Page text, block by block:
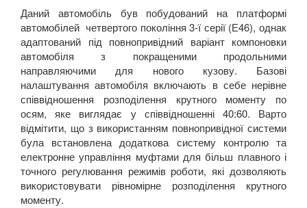
Даний автомобіль був побудований на платформі
автомобілей четвертого покоління 3-ї серії (Е46), однак
адаптований під повнопривідний варіант компоновки
автомобіля з покращеними продольними
направляючими для нового кузову. Базові
налаштування автомобіля включають в себе нерівне
співвідношення розподілення крутного моменту по
осям, яке виглядає у співвідношенні 40:60. Варто
відмітити, що з використанням повнопривідної системи
була встановлена додаткова систему контролю та
електронне управління муфтами для більш плавного і
точного регулювання режимів роботи, які дозволяють
використовувати рівномірне розподілення крутного
моменту.